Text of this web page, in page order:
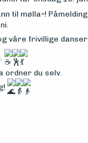
til mølla»!
og våre frivillige
ordner du selv.